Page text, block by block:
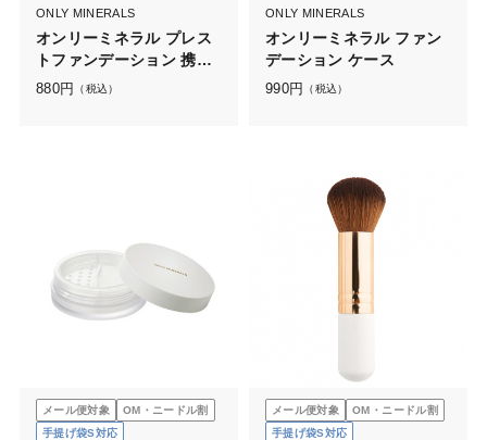
ONLY MINERALS
オンリーミネラル プレス
トファンデーション 携帯
ブラシ
880円 （税込）
ONLY MINERALS
オンリーミネラル ファン
デーション ケース
990円 （税込）
メール便対象
OM・ニードル割
手提げ袋S対応
メール便対象
OM・ニードル割
手提げ袋S対応